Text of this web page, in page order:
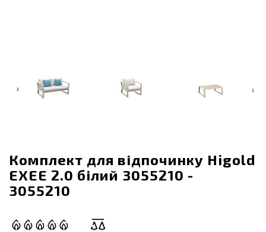
‹ ›
Комплект для відпочинку Higold
EXEE 2.0 білий 3055210 -
3055210